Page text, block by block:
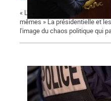
« L'émancipation des
mêmes » La présidentielle et
l'image du chaos politique qui